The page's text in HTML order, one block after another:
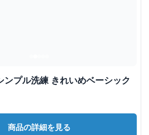
ンプル洗練 きれいめベーシック
商品の詳細を見る